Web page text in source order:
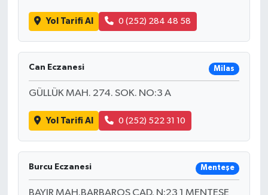
Yol Tarifi Al 0 (252) 284 48 58
Can Eczanesi Milas
GÜLLÜK MAH. 274. SOK. NO:3 A
Yol Tarifi Al 0 (252) 522 31 10
Burcu Eczanesi Menteşe
BAYIR MAH.BARBAROS CAD. N:23 1 MENTEŞE